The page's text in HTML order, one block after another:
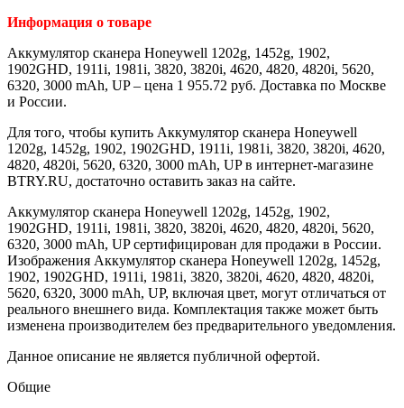
Информация о товаре
Аккумулятор сканера Honeywell 1202g, 1452g, 1902,
1902GHD, 1911i, 1981i, 3820, 3820i, 4620, 4820, 4820i, 5620,
6320, 3000 mAh, UP – цена 1 955.72 руб. Доставка по Москве
и России.
Для того, чтобы купить Аккумулятор сканера Honeywell
1202g, 1452g, 1902, 1902GHD, 1911i, 1981i, 3820, 3820i, 4620,
4820, 4820i, 5620, 6320, 3000 mAh, UP в интернет-магазине
BTRY.RU, достаточно оставить заказ на сайте.
Аккумулятор сканера Honeywell 1202g, 1452g, 1902,
1902GHD, 1911i, 1981i, 3820, 3820i, 4620, 4820, 4820i, 5620,
6320, 3000 mAh, UP сертифицирован для продажи в России.
Изображения Аккумулятор сканера Honeywell 1202g, 1452g,
1902, 1902GHD, 1911i, 1981i, 3820, 3820i, 4620, 4820, 4820i,
5620, 6320, 3000 mAh, UP, включая цвет, могут отличаться от
реального внешнего вида. Комплектация также может быть
изменена производителем без предварительного уведомления.
Данное описание не является публичной офертой.
Общие